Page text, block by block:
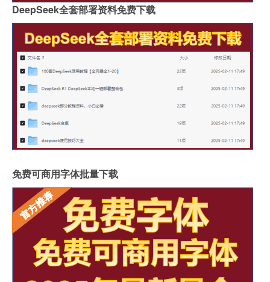
DeepSeek全套部署资料免费下载
免费可商用字体批量下载